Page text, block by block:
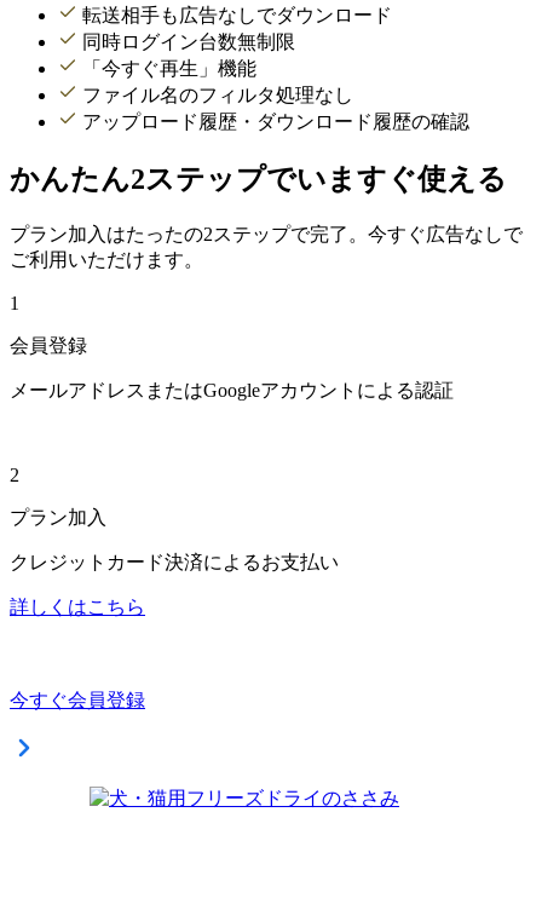
転送相手も広告なしでダウンロード
同時ログイン台数無制限
「今すぐ再生」機能
ファイル名のフィルタ処理なし
アップロード履歴・ダウンロード履歴の確認
かんたん2ステップでいますぐ使える
プラン加入はたったの2ステップで完了。今すぐ広告なしで
ご利用いただけます。
1
会員登録
メールアドレスまたはGoogleアカウントによる認証
2
プラン加入
クレジットカード決済によるお支払い
詳しくはこちら
今すぐ会員登録